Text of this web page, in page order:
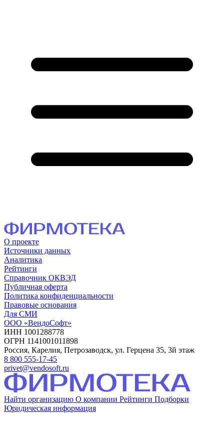
О проекте
Источники данных
Аналитика
Рейтинги
Справочник ОКВЭД
Публичная оферта
Политика конфиденциальности
Правовые основания
Для СМИ
ООО «ВендоСофт»
ИНН 1001288778
ОГРН 1141001011898
Россия, Карелия, Петрозаводск, ул. Герцена 35, 3й этаж
8 800 555-17-45
privet@vendosoft.ru
Найти организацию О компании Рейтинги Подборки
Юридическая информация